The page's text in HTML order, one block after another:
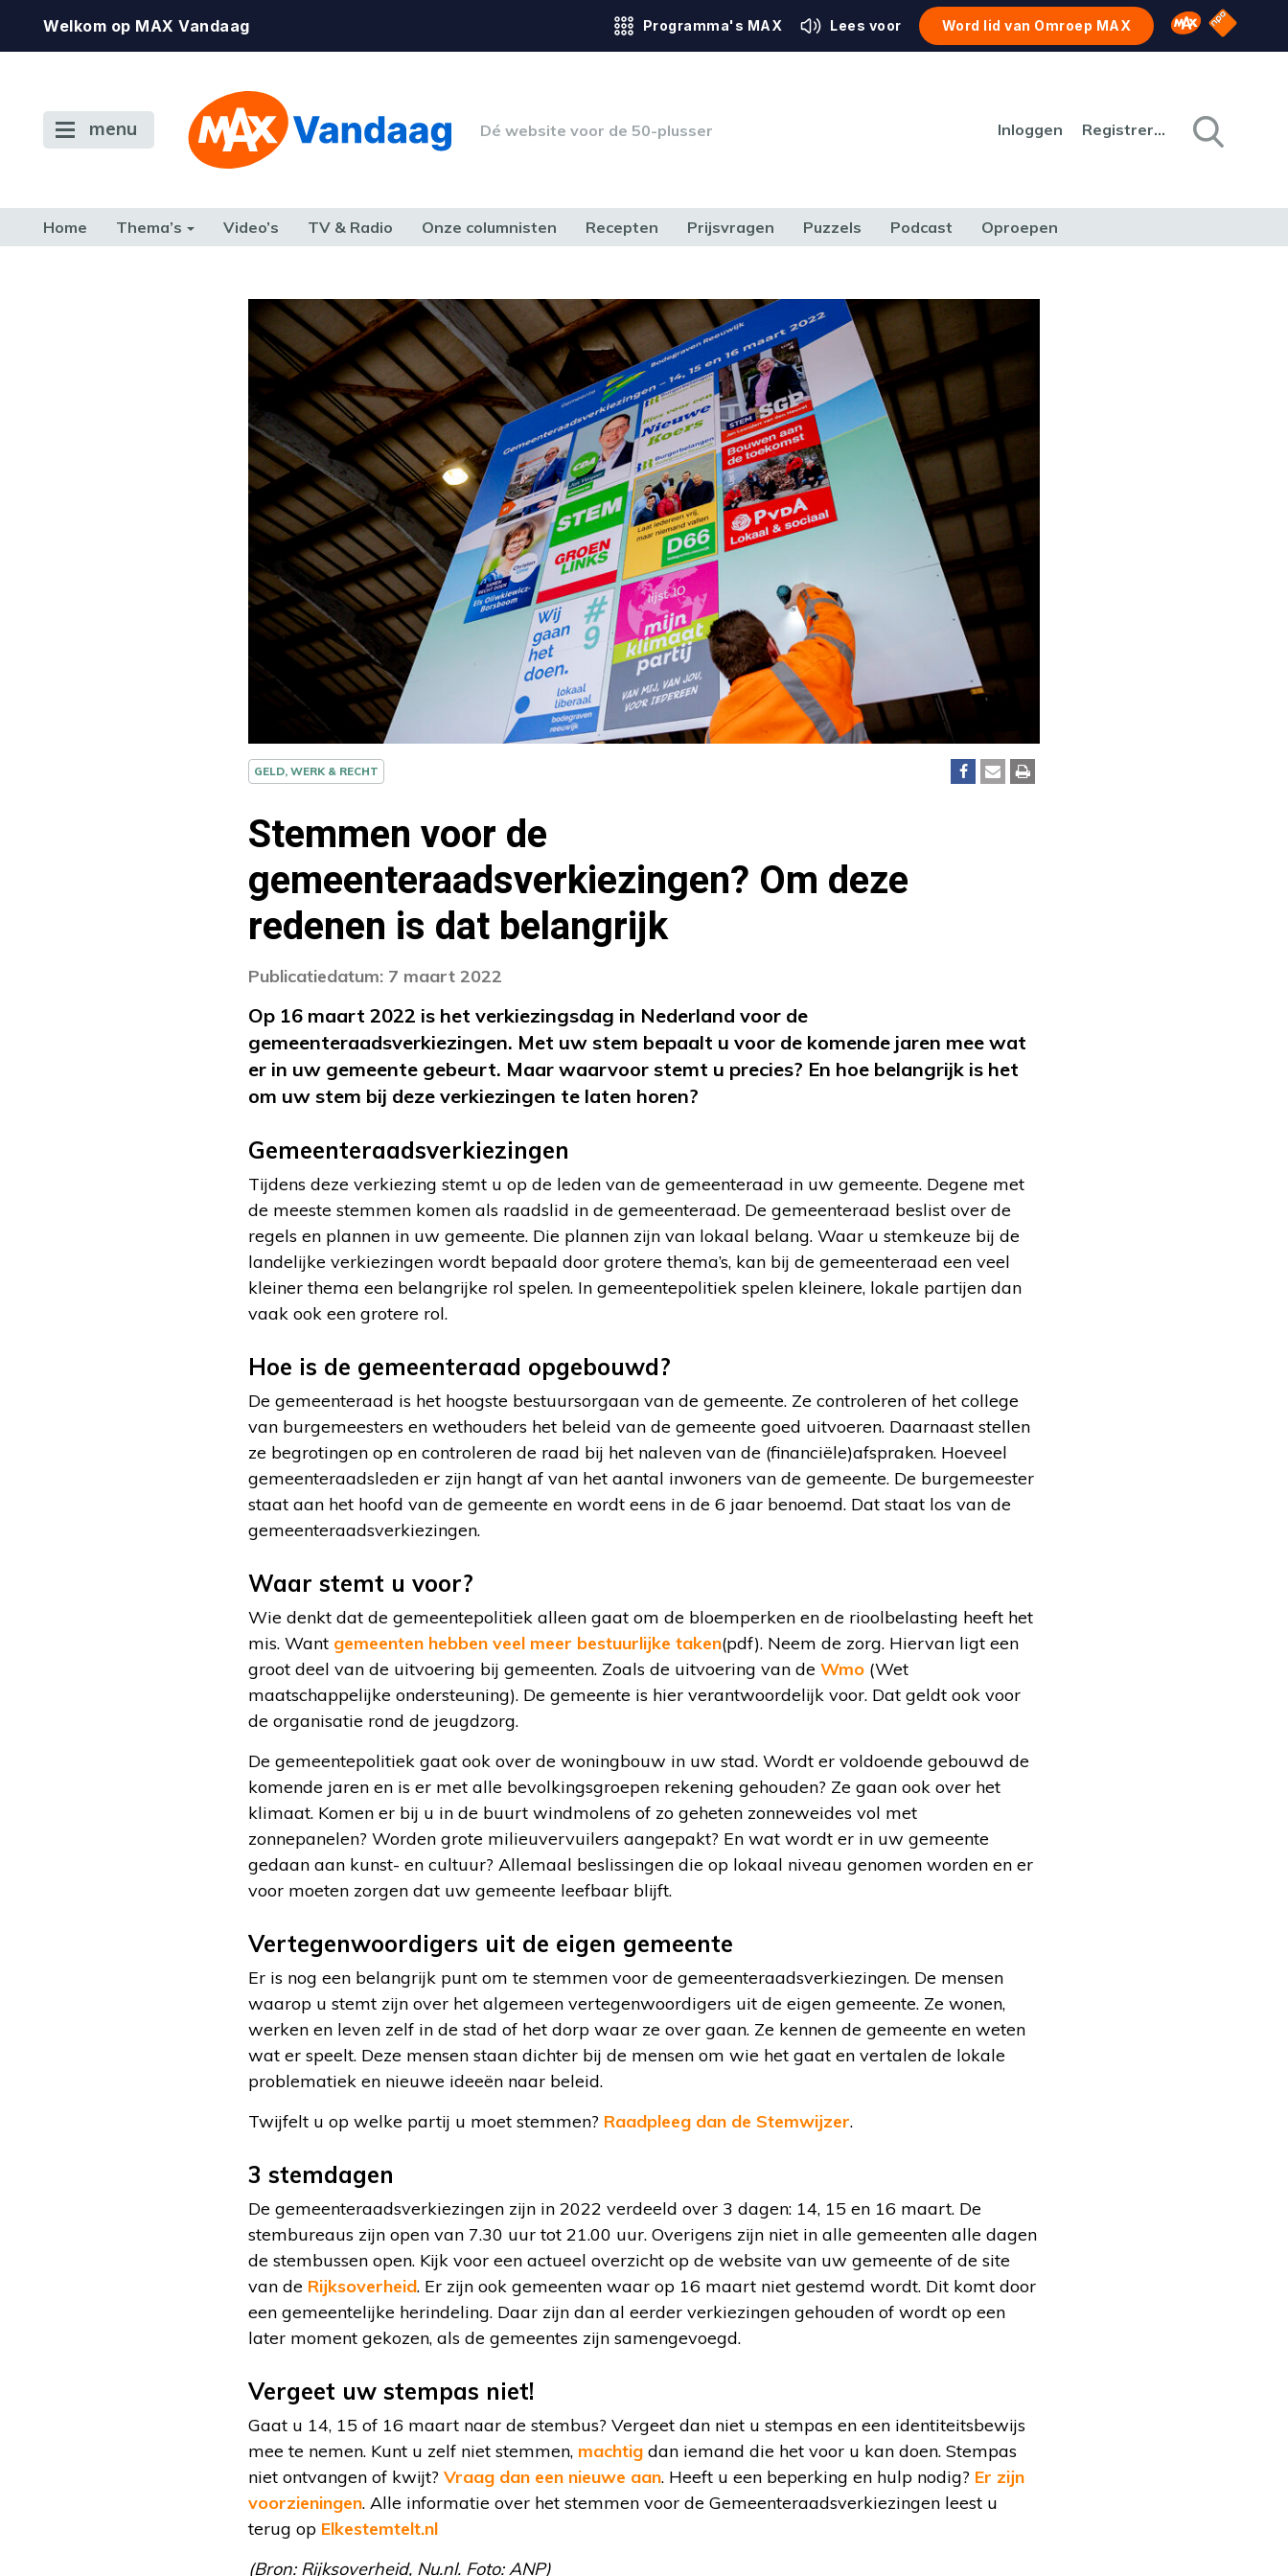
Welkom op MAX Vandaag Programma's MAX Lees voor Word lid van Omroep MAX Omroep MAX
NPO
menu Dé website voor de 50-plusser Inloggen Registreren
Home Thema’s Video’s TV & Radio Onze columnisten Recepten Prijsvragen Puzzels Podcast Oproepen
GELD, WERK & RECHT
Stemmen voor de
gemeenteraadsverkiezingen? Om deze
redenen is dat belangrijk
Publicatiedatum: 7 maart 2022
Op 16 maart 2022 is het verkiezingsdag in Nederland voor de
gemeenteraadsverkiezingen. Met uw stem bepaalt u voor de komende jaren mee wat
er in uw gemeente gebeurt. Maar waarvoor stemt u precies? En hoe belangrijk is het
om uw stem bij deze verkiezingen te laten horen?
Gemeenteraadsverkiezingen
Tijdens deze verkiezing stemt u op de leden van de gemeenteraad in uw gemeente. Degene met
de meeste stemmen komen als raadslid in de gemeenteraad. De gemeenteraad beslist over de
regels en plannen in uw gemeente. Die plannen zijn van lokaal belang. Waar u stemkeuze bij de
landelijke verkiezingen wordt bepaald door grotere thema’s, kan bij de gemeenteraad een veel
kleiner thema een belangrijke rol spelen. In gemeentepolitiek spelen kleinere, lokale partijen dan
vaak ook een grotere rol.
Hoe is de gemeenteraad opgebouwd?
De gemeenteraad is het hoogste bestuursorgaan van de gemeente. Ze controleren of het college
van burgemeesters en wethouders het beleid van de gemeente goed uitvoeren. Daarnaast stellen
ze begrotingen op en controleren de raad bij het naleven van de (financiële)afspraken. Hoeveel
gemeenteraadsleden er zijn hangt af van het aantal inwoners van de gemeente. De burgemeester
staat aan het hoofd van de gemeente en wordt eens in de 6 jaar benoemd. Dat staat los van de
gemeenteraadsverkiezingen.
Waar stemt u voor?
Wie denkt dat de gemeentepolitiek alleen gaat om de bloemperken en de rioolbelasting heeft het
mis. Want gemeenten hebben veel meer bestuurlijke taken(pdf). Neem de zorg. Hiervan ligt een
groot deel van de uitvoering bij gemeenten. Zoals de uitvoering van de Wmo (Wet
maatschappelijke ondersteuning). De gemeente is hier verantwoordelijk voor. Dat geldt ook voor
de organisatie rond de jeugdzorg.
De gemeentepolitiek gaat ook over de woningbouw in uw stad. Wordt er voldoende gebouwd de
komende jaren en is er met alle bevolkingsgroepen rekening gehouden? Ze gaan ook over het
klimaat. Komen er bij u in de buurt windmolens of zo geheten zonneweides vol met
zonnepanelen? Worden grote milieuvervuilers aangepakt? En wat wordt er in uw gemeente
gedaan aan kunst- en cultuur? Allemaal beslissingen die op lokaal niveau genomen worden en er
voor moeten zorgen dat uw gemeente leefbaar blijft.
Vertegenwoordigers uit de eigen gemeente
Er is nog een belangrijk punt om te stemmen voor de gemeenteraadsverkiezingen. De mensen
waarop u stemt zijn over het algemeen vertegenwoordigers uit de eigen gemeente. Ze wonen,
werken en leven zelf in de stad of het dorp waar ze over gaan. Ze kennen de gemeente en weten
wat er speelt. Deze mensen staan dichter bij de mensen om wie het gaat en vertalen de lokale
problematiek en nieuwe ideeën naar beleid.
Twijfelt u op welke partij u moet stemmen? Raadpleeg dan de Stemwijzer.
3 stemdagen
De gemeenteraadsverkiezingen zijn in 2022 verdeeld over 3 dagen: 14, 15 en 16 maart. De
stembureaus zijn open van 7.30 uur tot 21.00 uur. Overigens zijn niet in alle gemeenten alle dagen
de stembussen open. Kijk voor een actueel overzicht op de website van uw gemeente of de site
van de Rijksoverheid. Er zijn ook gemeenten waar op 16 maart niet gestemd wordt. Dit komt door
een gemeentelijke herindeling. Daar zijn dan al eerder verkiezingen gehouden of wordt op een
later moment gekozen, als de gemeentes zijn samengevoegd.
Vergeet uw stempas niet!
Gaat u 14, 15 of 16 maart naar de stembus? Vergeet dan niet u stempas en een identiteitsbewijs
mee te nemen. Kunt u zelf niet stemmen, machtig dan iemand die het voor u kan doen. Stempas
niet ontvangen of kwijt? Vraag dan een nieuwe aan. Heeft u een beperking en hulp nodig? Er zijn
voorzieningen. Alle informatie over het stemmen voor de Gemeenteraadsverkiezingen leest u
terug op Elkestemtelt.nl
(Bron: Rijksoverheid, Nu.nl. Foto: ANP)